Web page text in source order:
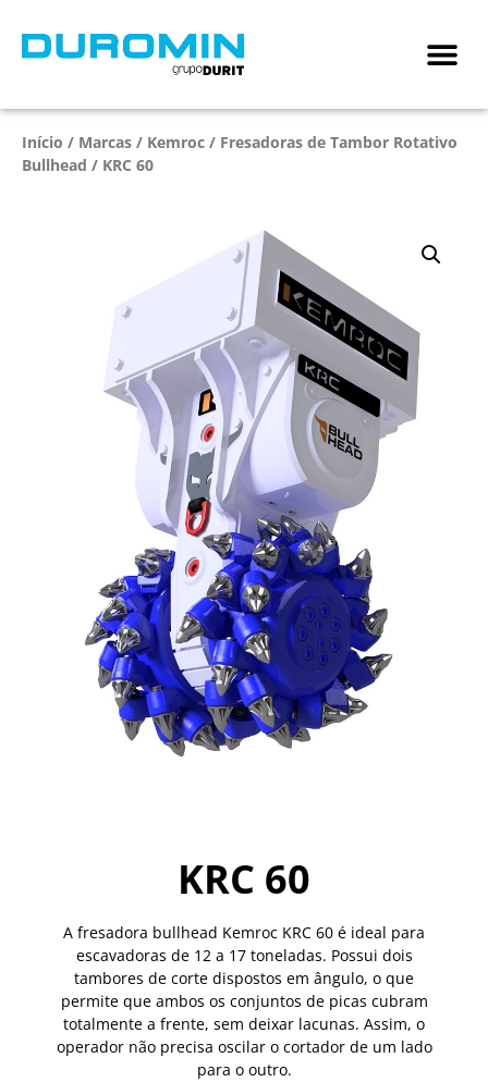
Início / Marcas / Kemroc / Fresadoras de Tambor Rotativo
Bullhead / KRC 60
KRC 60
A fresadora bullhead Kemroc KRC 60 é ideal para
escavadoras de 12 a 17 toneladas. Possui dois
tambores de corte dispostos em ângulo, o que
permite que ambos os conjuntos de picas cubram
totalmente a frente, sem deixar lacunas. Assim, o
operador não precisa oscilar o cortador de um lado
para o outro.